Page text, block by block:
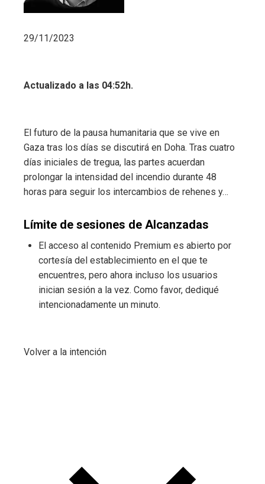
29/11/2023
Actualizado a las 04:52h.
El futuro de la pausa humanitaria que se vive en
Gaza tras los días se discutirá en Doha. Tras cuatro
días iniciales de tregua, las partes acuerdan
prolongar la intensidad del incendio durante 48
horas para seguir los intercambios de rehenes y…
Límite de sesiones de Alcanzadas
El acceso al contenido Premium es abierto por
cortesía del establecimiento en el que te
encuentres, pero ahora incluso los usuarios
inician sesión a la vez. Como favor, dediqué
intencionadamente un minuto.
Volver a la intención